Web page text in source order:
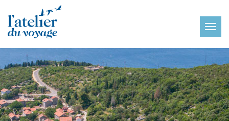
Panneau de gestion des cookies